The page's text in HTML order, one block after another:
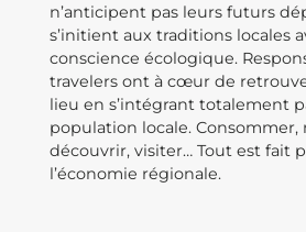
n’anticipent pas leurs futurs
s’initient aux traditions locales
conscience écologique.
travelers ont à cœur de
lieu en s’intégrant totalement
population locale. Consommer,
découvrir, visiter… Tout est fait
l’économie régionale.